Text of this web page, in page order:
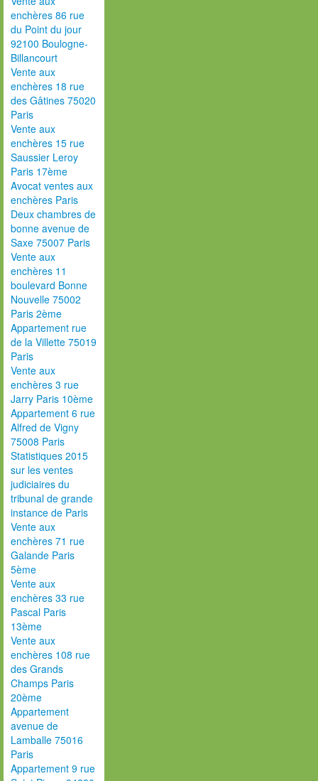
enchères 86 rue
du Point du jour
92100 Boulogne-
Billancourt
Vente aux
enchères 18 rue
des Gâtines 75020
Paris
Vente aux
enchères 15 rue
Saussier Leroy
Paris 17ème
Avocat ventes aux
enchères Paris
Deux chambres de
bonne avenue de
Saxe 75007 Paris
Vente aux
enchères 11
boulevard Bonne
Nouvelle 75002
Paris 2ème
Appartement rue
de la Villette 75019
Paris
Vente aux
enchères 3 rue
Jarry Paris 10ème
Appartement 6 rue
Alfred de Vigny
75008 Paris
Statistiques 2015
sur les ventes
judiciaires du
tribunal de grande
instance de Paris
Vente aux
enchères 71 rue
Galande Paris
5ème
Vente aux
enchères 33 rue
Pascal Paris
13ème
Vente aux
enchères 108 rue
des Grands
Champs Paris
20ème
Appartement
avenue de
Lamballe 75016
Paris
Appartement 9 rue